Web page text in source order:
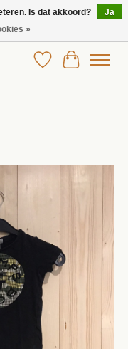
Verlanglijst
Items
Is dat akkoord?
Ja
»